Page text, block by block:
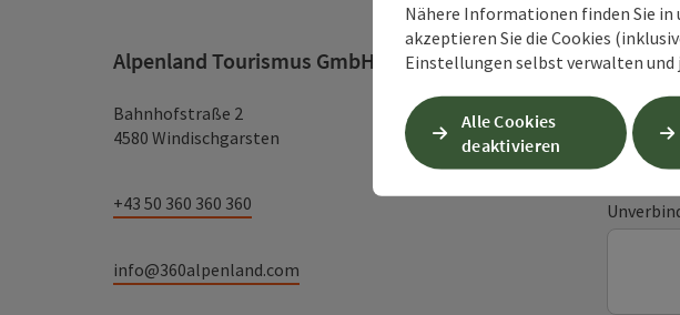
Alpenland Tourismus GmbH
Bahnhofstraße 2
4580 Windischgarsten
+43 50 360 360 360
info@360alpenland.com
Felder
Vorname
Nähere Informationen finden Sie
akzeptieren Sie die Cookies
Einstellungen selbst verwalten
Alle Cookies
deaktivieren